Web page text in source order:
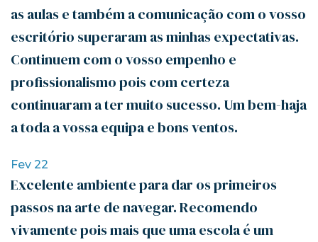
as aulas e também a comunicação com o vosso
escritório superaram as minhas expectativas.
Continuem com o vosso empenho e
profissionalismo pois com certeza
continuaram a ter muito sucesso. Um bem-haja
a toda a vossa equipa e bons ventos.
Fev 22
Excelente ambiente para dar os primeiros
passos na arte de navegar. Recomendo
vivamente pois mais que uma escola é um